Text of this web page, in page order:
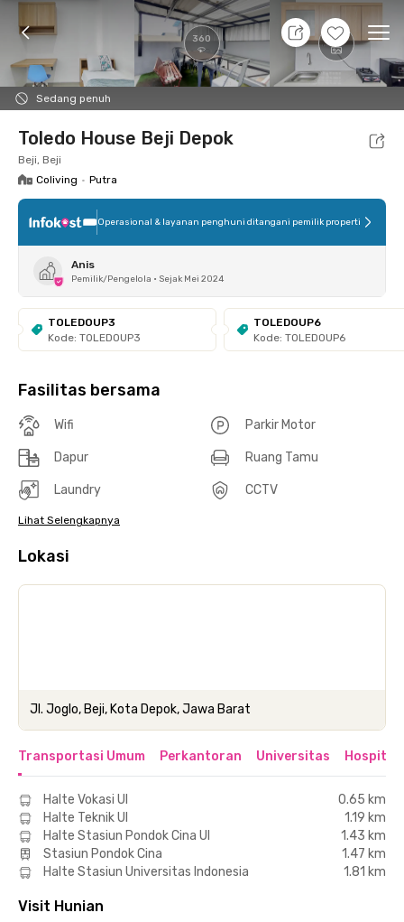
360 +12
Sedang penuh
9 Agt 26 - Belum tahu
Foto Fasilitas bersama Lokasi Kamar
Toledo House Beji Depok
Beji, Beji
Coliving • Putra
Operasional & layanan penghuni ditangani pemilik properti
Anis
Pemilik/Pengelola • Sejak Mei 2024
TOLEDOUP3
Kode: TOLEDOUP3
TOLEDOUP6
Kode: TOLEDOUP6
Fasilitas bersama
Wifi Parkir Motor
Dapur Ruang Tamu
Laundry CCTV
Lihat Selengkapnya
Lokasi
Jl. Joglo, Beji, Kota Depok, Jawa Barat
Transportasi Umum Perkantoran Universitas Hospital
Halte Vokasi UI
0.65 km
Halte Teknik UI
1.19 km
Halte Stasiun Pondok Cina UI
1.43 km
Stasiun Pondok Cina
1.47 km
Halte Stasiun Universitas Indonesia
1.81 km
Visit Hunian